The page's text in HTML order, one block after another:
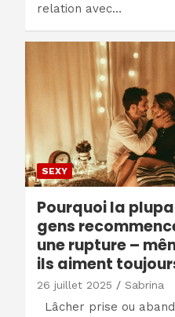
relation avec…
SEXY
Pourquoi la
gens
une rupture –
ils aiment
26 juillet 2025 Sabrina
Lâcher prise ou